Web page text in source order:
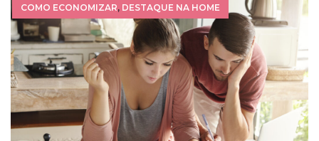
COMO ECONOMIZAR, DESTAQUE NA HOME